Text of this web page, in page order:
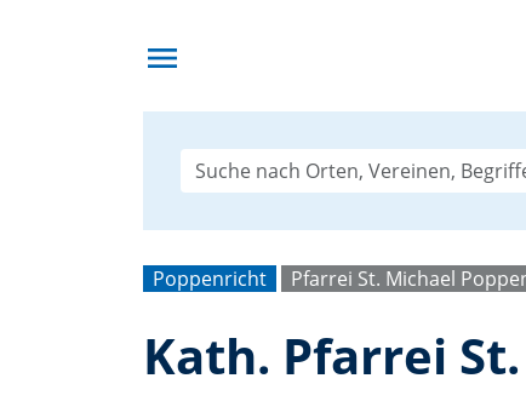
menu
Poppenricht Pfarrei St. Michael
Kath. Pfarrei